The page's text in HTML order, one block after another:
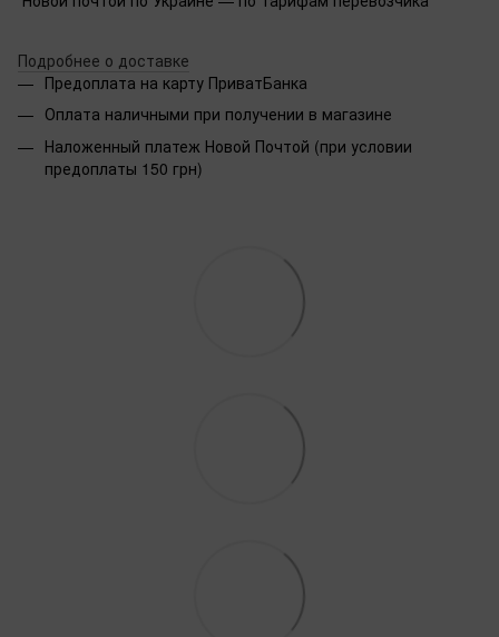
Подробнее о доставке
Предоплата на карту ПриватБанка
Оплата наличными при получении в магазине
Наложенный платеж Новой Почтой (при условии
предоплаты 150 грн)